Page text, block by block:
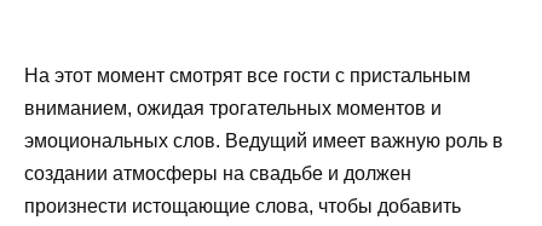
На этот момент смотрят все гости с пристальным
вниманием, ожидая трогательных моментов и
эмоциональных слов. Ведущий имеет важную роль в
создании атмосферы на свадьбе и должен
произнести истощающие слова, чтобы добавить